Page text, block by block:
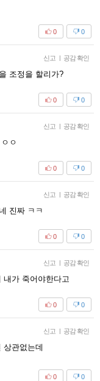
0
0
신고 | 공감 확인
조정을 할리가?
0
0
신고 | 공감 확인
ㅇ
0
0
신고 | 공감 확인
진짜 ㅋㅋ
0
0
신고 | 공감 확인
내가 죽어야한다고
0
0
신고 | 공감 확인
상관없는데
0
0